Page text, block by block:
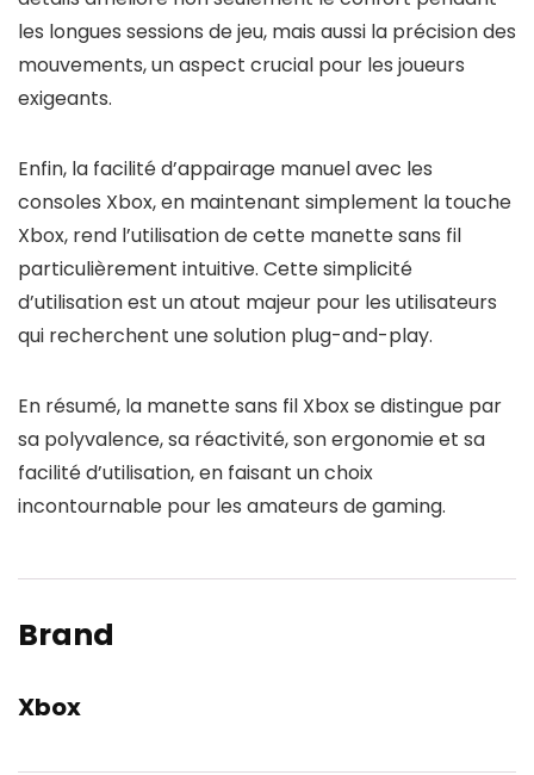
les longues sessions de jeu, mais aussi la précision des
mouvements, un aspect crucial pour les joueurs
exigeants.
Enfin, la facilité d’appairage manuel avec les
consoles Xbox, en maintenant simplement la touche
Xbox, rend l’utilisation de cette manette sans fil
particulièrement intuitive. Cette simplicité
d’utilisation est un atout majeur pour les utilisateurs
qui recherchent une solution plug-and-play.
En résumé, la manette sans fil Xbox se distingue par
sa polyvalence, sa réactivité, son ergonomie et sa
facilité d’utilisation, en faisant un choix
incontournable pour les amateurs de gaming.
Brand
Xbox